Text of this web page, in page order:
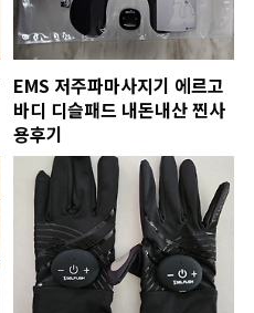
EMS 저주파마사지기 에르고
바디 디슬패드 내돈내산 찐사
용후기